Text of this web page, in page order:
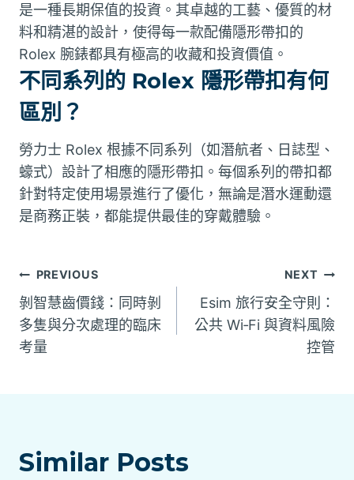
是一種長期保值的投資。其卓越的工藝、優質的材
料和精湛的設計，使得每一款配備隱形帶扣的
Rolex 腕錶都具有極高的收藏和投資價值。
不同系列的 Rolex 隱形帶扣有何
區別？
勞力士 Rolex 根據不同系列（如潛航者、日誌型、
蠔式）設計了相應的隱形帶扣。每個系列的帶扣都
針對特定使用場景進行了優化，無論是潛水運動還
是商務正裝，都能提供最佳的穿戴體驗。
文
章
導
PREVIOUS
剝智慧齒價錢：同時剝
多隻與分次處理的臨床
考量
NEXT
Esim 旅行安全守則：
公共 Wi‑Fi 與資料風險
控管
Similar Posts